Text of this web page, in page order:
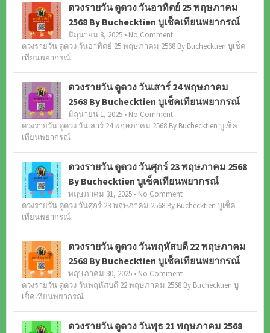
ดวงรายวัน ดูดวง วันอาทิตย์ 25 พฤษภาคม
2568 By Buchecktien บูเช็คเทียนพยากรณ์
มิถุนายน 8, 2025 • No Comment
ดวงรายวัน ดูดวง วันอาทิตย์ 25 พฤษภาคม 2568 By Buchecktien บูเช็ค
เทียนพยากรณ์
ดวงรายวัน ดูดวง วันเสาร์ 24 พฤษภาคม
2568 By Buchecktien บูเช็คเทียนพยากรณ์
มิถุนายน 1, 2025 • No Comment
ดวงรายวัน ดูดวง วันเสาร์ 24 พฤษภาคม 2568 By Buchecktien บูเช็ค
เทียนพยากรณ์
ดวงรายวัน ดูดวง วันศุกร์ 23 พฤษภาคม 2568
By Buchecktien บูเช็คเทียนพยากรณ์
พฤษภาคม 31, 2025 • No Comment
ดวงรายวัน ดูดวง วันศุกร์ 23 พฤษภาคม 2568 By Buchecktien บูเช็ค
เทียนพยากรณ์
ดวงรายวัน ดูดวง วันพฤหัสบดี 22 พฤษภาคม
2568 By Buchecktien บูเช็คเทียนพยากรณ์
พฤษภาคม 30, 2025 • No Comment
ดวงรายวัน ดูดวง วันพฤหัสบดี 22 พฤษภาคม 2568 By Buchecktien บู
เช็คเทียนพยากรณ์
ดวงรายวัน ดูดวง วันพุธ 21 พฤษภาคม 2568